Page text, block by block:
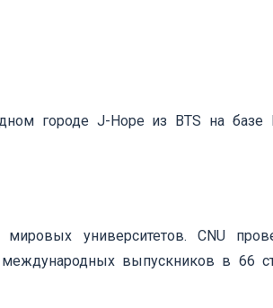
городе J-Hope из BTS на базе
университетов. CNU
выпускников в 66